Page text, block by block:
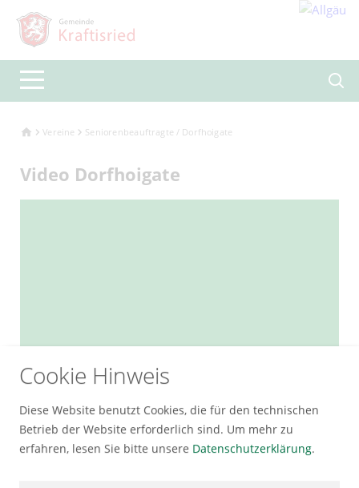
Vereine Seniorenbeauftragte / Dorfhoigate
Video Dorfhoigate
Cookie Hinweis
Diese Website benutzt Cookies, die für den technischen
Betrieb der Website erforderlich sind. Um mehr zu
erfahren, lesen Sie bitte unsere Datenschutzerklärung.